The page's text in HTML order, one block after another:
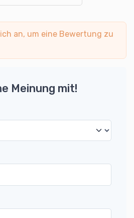
an, um eine Bewertung zu
Meinung mit!